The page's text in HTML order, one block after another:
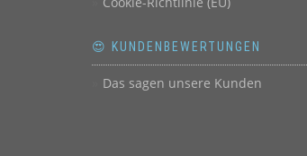
😍 KUNDENBEWERTUNGEN
Das sagen unsere Kunden